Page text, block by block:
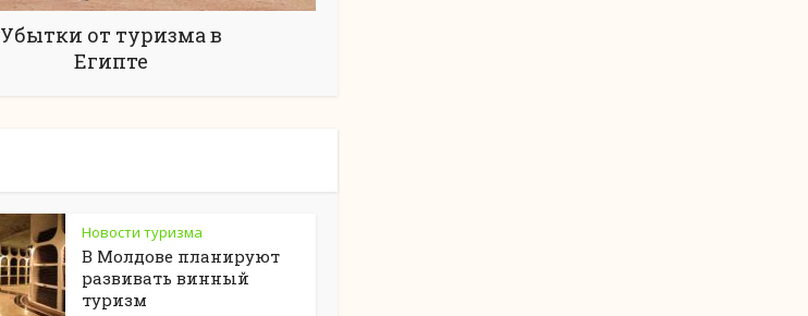
Убытки от туризма в
Египте
Новости туризма
В Молдове планируют
развивать винный
туризм